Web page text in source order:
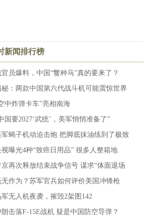
新闻排行榜
官员爆料，中国“鳖种马”真的要来了？
秘：两款中国第六代战斗机可能震惊世界
中炸弹卡车”亮相南海
国要2027‘武统’，美军悄悄准备了”
军蝎子机动迫击炮 把脚底抹油练到了极致
视曝光4种“致癌日用品” 很多人整箱地
京再次释放结束战争信号 谋求“体面退场
无作为？苏军官兵如何评价美国冲锋枪
军无人机夜袭，摧毁2架图142
朗击落F-15E战机 疑是中国防空导弹？